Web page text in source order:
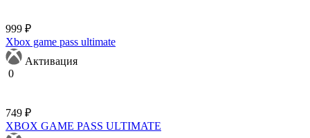
999 ₽
Xbox game pass ultimate
Активация
0
749 ₽
XBOX GAME PASS ULTIMATE